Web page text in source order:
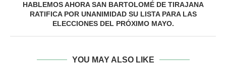
HABLEMOS AHORA SAN BARTOLOMÉ DE TIRAJANA
RATIFICA POR UNANIMIDAD SU LISTA PARA LAS
ELECCIONES DEL PRÓXIMO MAYO.
YOU MAY ALSO LIKE